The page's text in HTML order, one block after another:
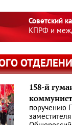
Советский
КПРФ и
158-й
поручению